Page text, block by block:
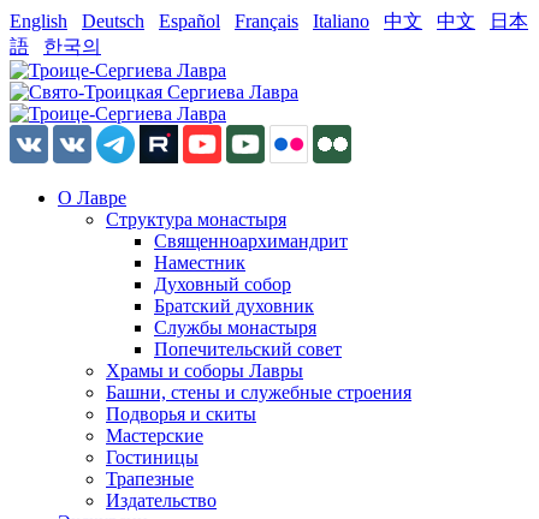
English Deutsch Español Français Italiano 中文 中文
日本
語
한국의
О Лавре
Структура монастыря
Священноархимандрит
Наместник
Духовный собор
Братский духовник
Службы монастыря
Попечительский совет
Храмы и соборы Лавры
Башни, стены и служебные строения
Подворья и скиты
Мастерские
Гостиницы
Трапезные
Издательство